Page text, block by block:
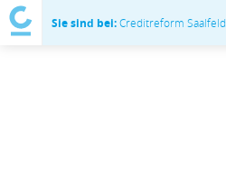
Sie sind bei:Creditreform Saalfeld